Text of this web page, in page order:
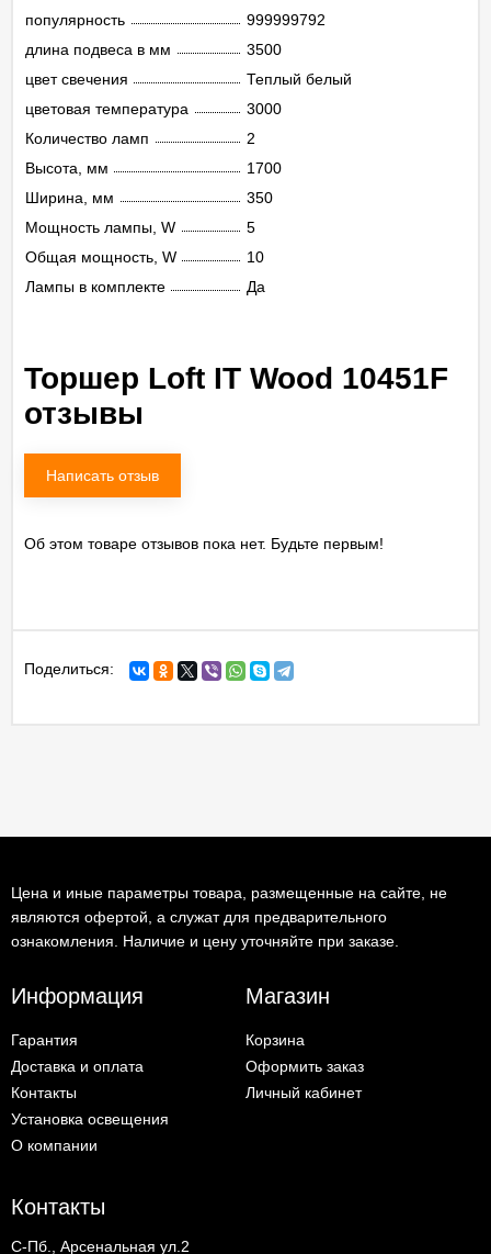
популярность
999999792
длина подвеса в мм
3500
цвет свечения
Теплый белый
цветовая температура
3000
Количество ламп
2
Высота, мм
1700
Ширина, мм
350
Мощность лампы, W
5
Общая мощность, W
10
Лампы в комплекте
Да
Торшер Loft IT Wood 10451F
отзывы
Написать отзыв
Об этом товаре отзывов пока нет. Будьте первым!
Поделиться:
Цена и иные параметры товара, размещенные на сайте, не
являются офертой, а служат для предварительного
ознакомления. Наличие и цену уточняйте при заказе.
Информация
Гарантия
Доставка и оплата
Контакты
Установка освещения
О компании
Магазин
Корзина
Оформить заказ
Личный кабинет
Контакты
С-Пб., Арсенальная ул.2